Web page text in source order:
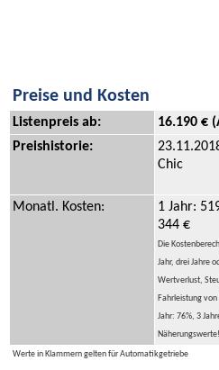
Preise und Kosten
Listenpreis ab:
16.190 €
Preishistorie:
Chic
Monatl. Kosten:
1 Jahr:
344 €
Die
Jahr, drei Jahre
Wertverlust,
Fahrleistung
Jahr: 76%, 3
Näherungswerte!
Werte in Klammern gelten für Automatikgetriebe